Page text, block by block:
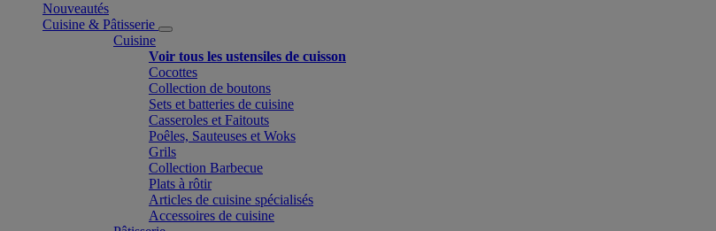
Nouveautés
Cuisine & Pâtisserie
Cuisine
Voir tous les ustensiles de cuisson
Cocottes
Collection de boutons
Sets et batteries de cuisine
Casseroles et Faitouts
Poêles, Sauteuses et Woks
Grils
Collection Barbecue
Plats à rôtir
Articles de cuisine spécialisés
Accessoires de cuisine